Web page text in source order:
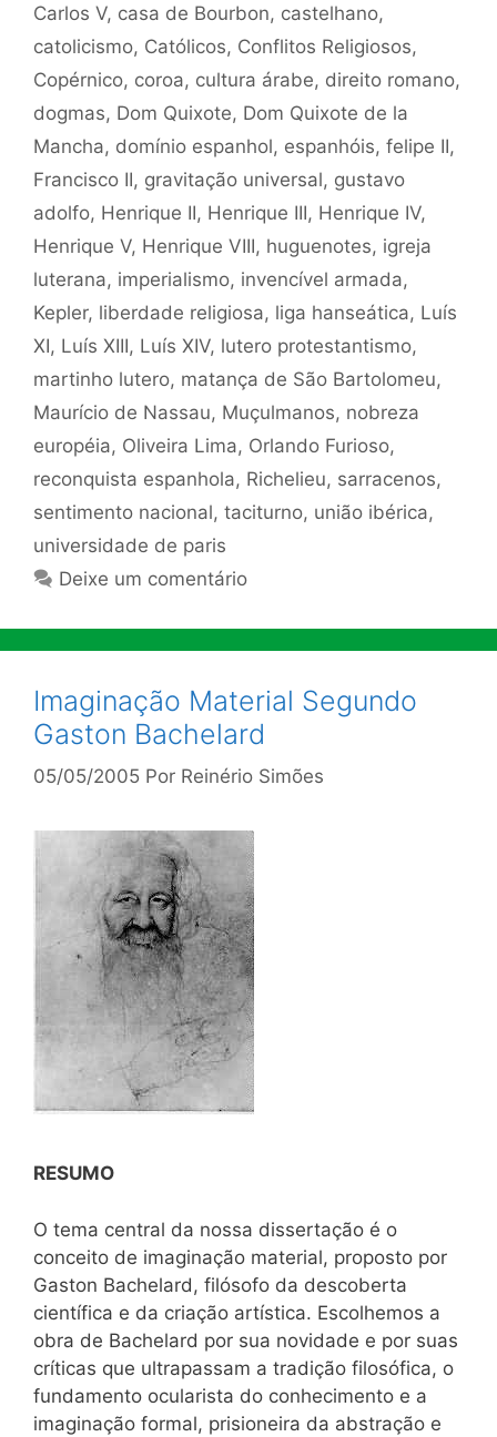
Carlos V, casa de Bourbon, castelhano,
catolicismo, Católicos, Conflitos Religiosos,
Copérnico, coroa, cultura árabe, direito romano,
dogmas, Dom Quixote, Dom Quixote de la
Mancha, domínio espanhol, espanhóis, felipe II,
Francisco II, gravitação universal, gustavo
adolfo, Henrique II, Henrique III, Henrique IV,
Henrique V, Henrique VIII, huguenotes, igreja
luterana, imperialismo, invencível armada,
Kepler, liberdade religiosa, liga hanseática, Luís
XI, Luís XIII, Luís XIV, lutero protestantismo,
martinho lutero, matança de São Bartolomeu,
Maurício de Nassau, Muçulmanos, nobreza
européia, Oliveira Lima, Orlando Furioso,
reconquista espanhola, Richelieu, sarracenos,
sentimento nacional, taciturno, união ibérica,
universidade de paris
Deixe um comentário
Imaginação Material Segundo
Gaston Bachelard
05/05/2005 Por Reinério Simões
RESUMO
O tema central da nossa dissertação é o
conceito de imaginação material, proposto por
Gaston Bachelard, filósofo da descoberta
científica e da criação artística. Escolhemos a
obra de Bachelard por sua novidade e por suas
críticas que ultrapassam a tradição filosófica, o
fundamento ocularista do conhecimento e a
imaginação formal, prisioneira da abstração e